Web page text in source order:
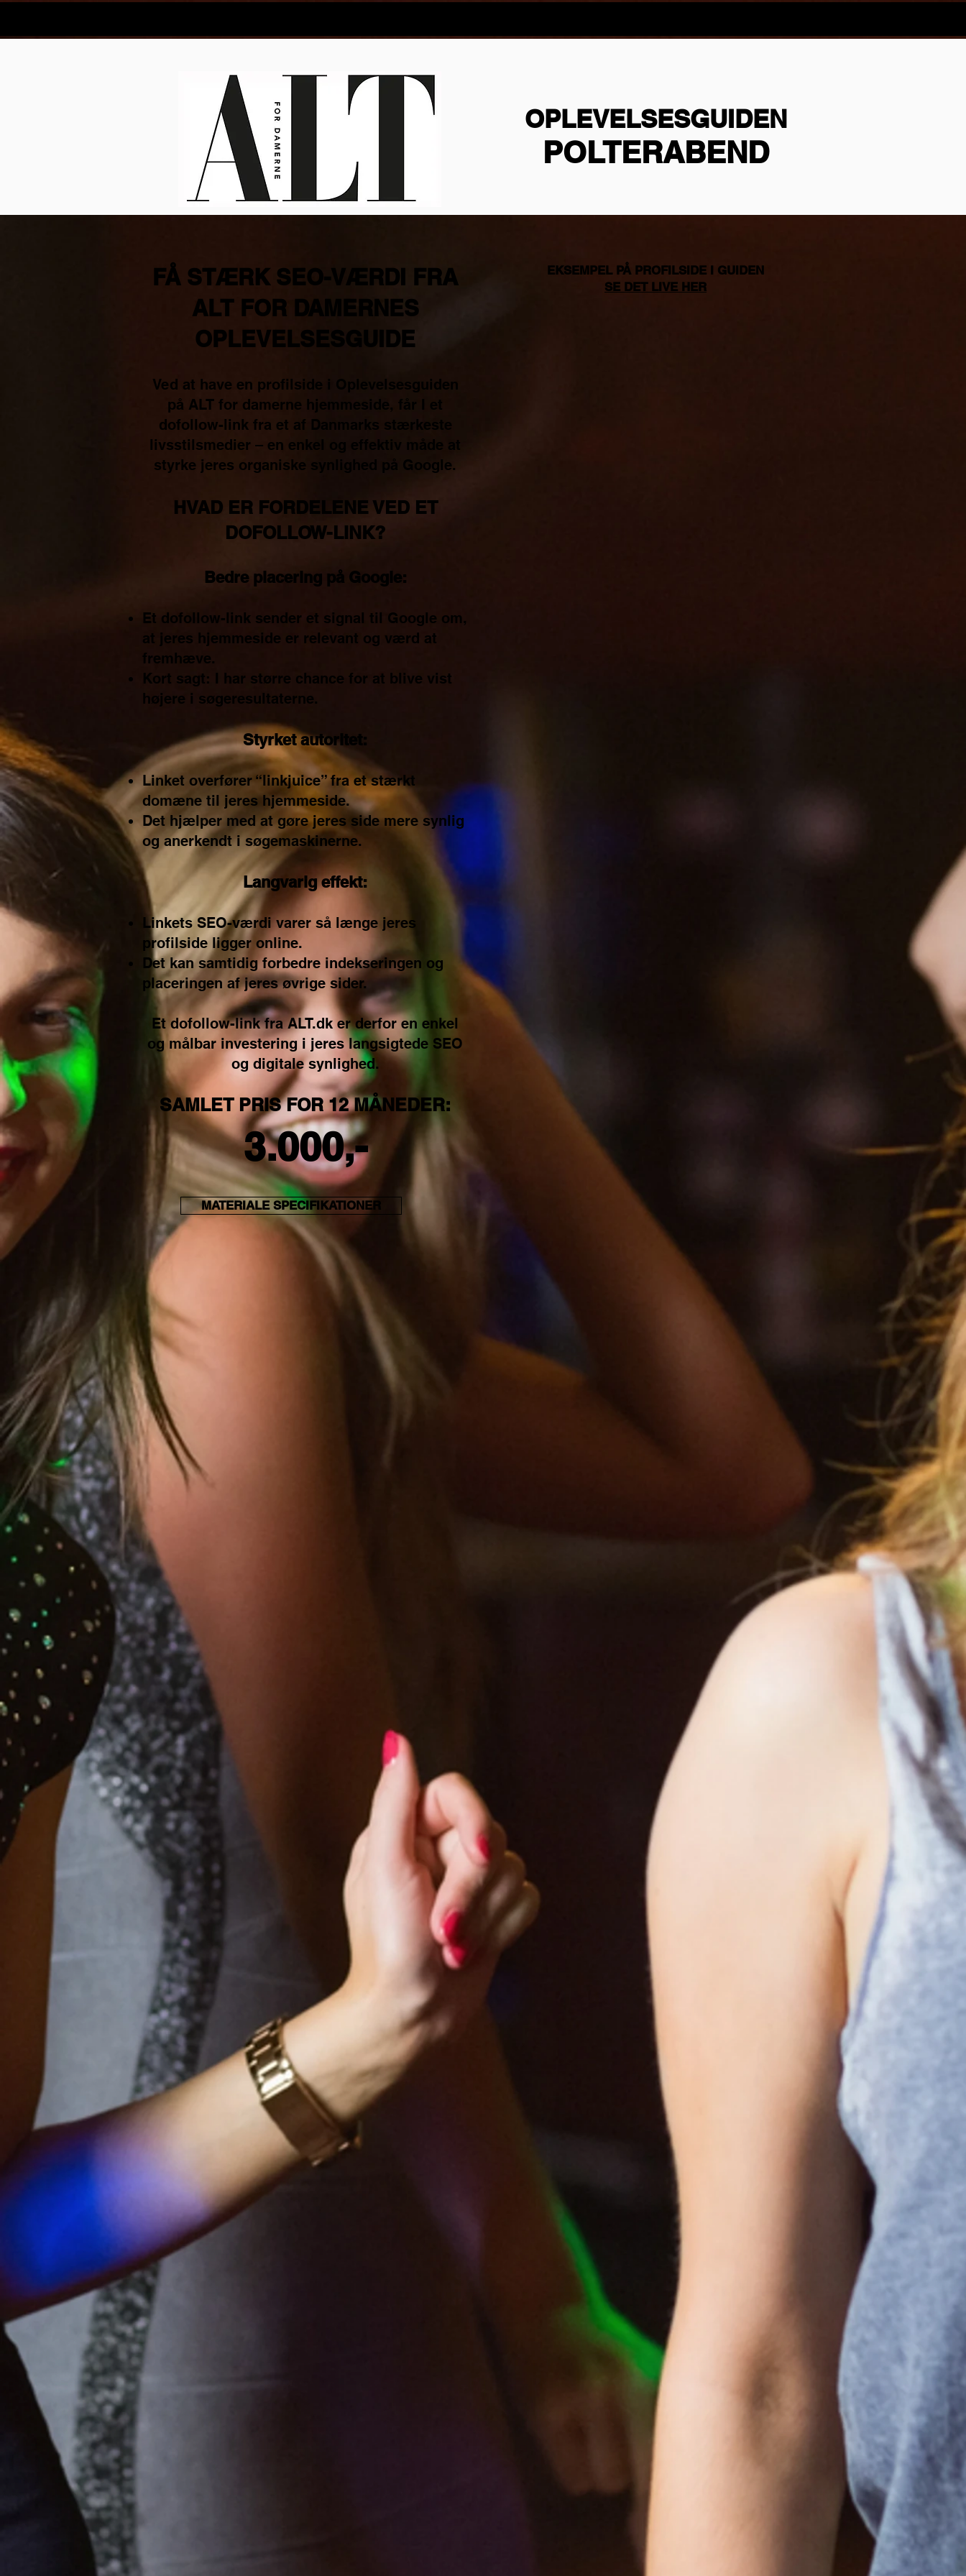
OPLEVELSESGUIDEN
POLTERABEND
FÅ STÆRK SEO-VÆRDI FRA
ALT FOR DAMERNES
OPLEVELSESGUIDE
Ved at have en profilside i Oplevelsesguiden
på ALT for damerne hjemmeside, får I et
dofollow-link fra et af Danmarks stærkeste
livsstilsmedier – en enkel og effektiv måde at
styrke jeres organiske synlighed på Google.
HVAD ER FORDELENE VED ET
DOFOLLOW-LINK?
Bedre placering på Google:
Et dofollow-link sender et signal til Google om,
at jeres hjemmeside er relevant og værd at
fremhæve.
Kort sagt: I har større chance for at blive vist
højere i søgeresultaterne.
Styrket autoritet:
Linket overfører “linkjuice” fra et stærkt
domæne til jeres hjemmeside.
Det hjælper med at gøre jeres side mere synlig
og anerkendt i søgemaskinerne.
Langvarig effekt:
Linkets SEO-værdi varer så længe jeres
profilside ligger online.
Det kan samtidig forbedre indekseringen og
placeringen af jeres øvrige sider.
Et dofollow-link fra ALT.dk er derfor en enkel
og målbar investering i jeres langsigtede SEO
og digitale synlighed.
SAMLET PRIS FOR 12 MÅNEDER:
3.000,-
MATERIALE SPECIFIKATIONER
EKSEMPEL PÅ PROFILSIDE I GUIDEN
SE DET LIVE HER